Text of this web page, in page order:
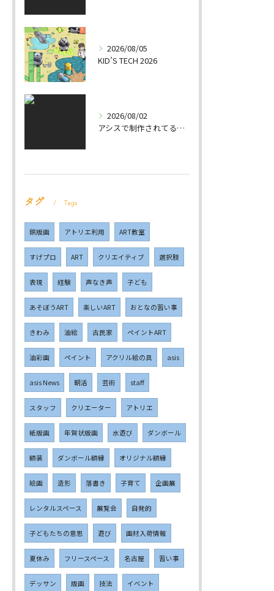
2026/08/05
KID’S TECH 2026
2026/08/02
アシスで制作されてる油絵です！
タグ Tags
銅版画 アトリエ利用 ART教室
すげプロ ART クリエイティブ 選択肢
表現 経験 声なき声 子ども
あそぼうART 楽しいART おとなの習い事
きわみ 油絵 古民家 ペイントART
油彩画 ペイント アクリル絵の具 asis
asis News 朝活 芸術 staff
スタッフ クリエーター アトリエ
紙版画 年賀状版画 水遊び ダンボール
額装 ダンボール額縁 オリジナル額縁
絵画 造形 落書き 子育て 企画展
レンタルスペース 展覧会 自発的
子どもたちの意思 遊び 画材入荷情報
夏休み フリースペース 名古屋 習い事
デッサン 版画 技法 イベント